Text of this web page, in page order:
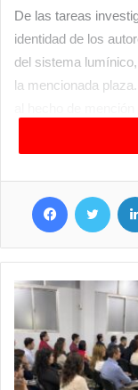
De las tareas
identidad de los
del sistema
la mencionada
origina para extraer
comercializarlos,
sector de la
elementos de
En horas de la
proceder a la
edad, sindicados
ilícito.
Los detenido fueron